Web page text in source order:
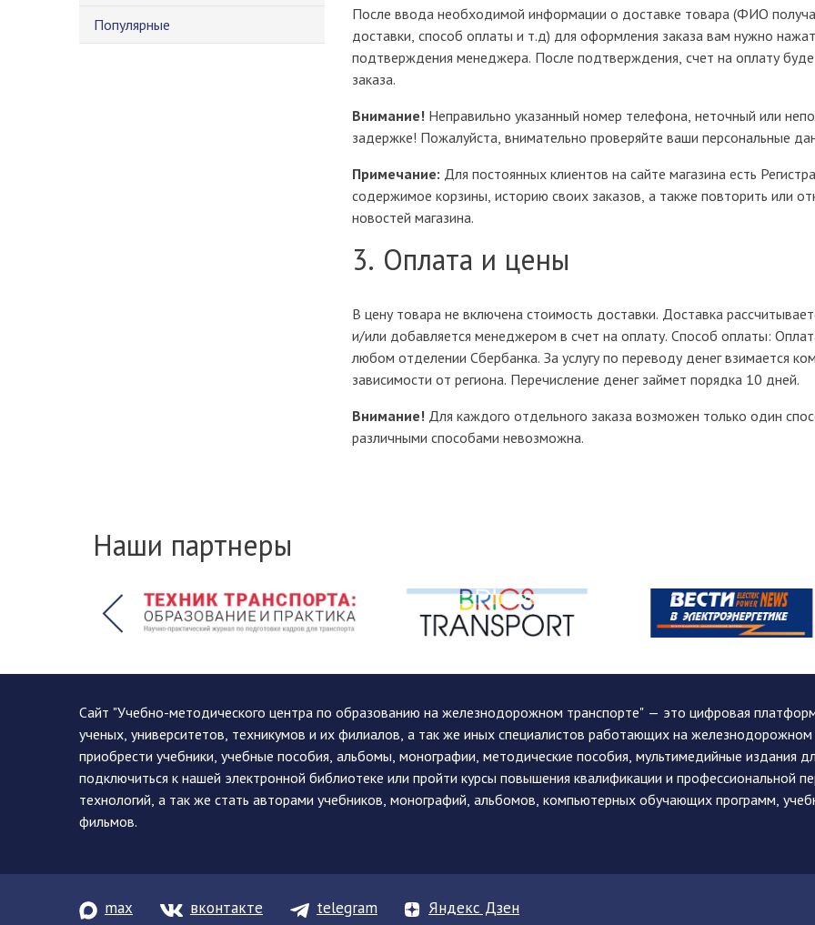
Популярные
После ввода необходимой информации о доставке товара (ФИО
доставки, способ оплаты и т.д) для оформления заказа вам нужно
подтверждения менеджера. После подтверждения, счет на оплату
заказа.
Внимание! Неправильно указанный номер телефона, неточный или
задержке! Пожалуйста, внимательно проверяйте ваши персональные
Примечание: Для постоянных клиентов на сайте магазина есть
содержимое корзины, историю своих заказов, а также повторить или
новостей магазина.
3. Оплата и цены
В цену товара не включена стоимость доставки. Доставка
и/или добавляется менеджером в счет на оплату. Способ оплаты:
любом отделении Сбербанка. За услугу по переводу денег взимается
зависимости от региона. Перечисление денег займет порядка 10 дней.
Внимание! Для каждого отдельного заказа возможен только один
различными способами невозможна.
Наши партнеры
Сайт "Учебно-методического центра по образованию на железнодорожном транспорте" — это цифровая
ученых, университетов, техникумов и их филиалов, а так же иных специалистов работающих на
приобрести учебники, учебные пособия, альбомы, монографии, методические пособия, мультимедийные издания
подключиться к нашей электронной библиотеке или пройти курсы повышения квалификации и профессиональной
технологий, а так же стать авторами учебников, монографий, альбомов, компьютерных обучающих программ,
фильмов.
max вконтакте telegram Яндекс Дзен